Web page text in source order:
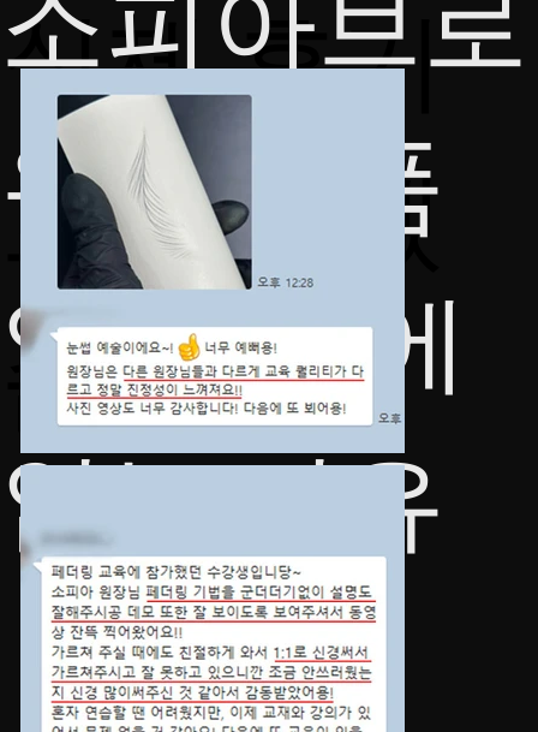
​​실제 후기
로 답하겠
습니다.
우가 명품
일 수 밖에
없는 이유